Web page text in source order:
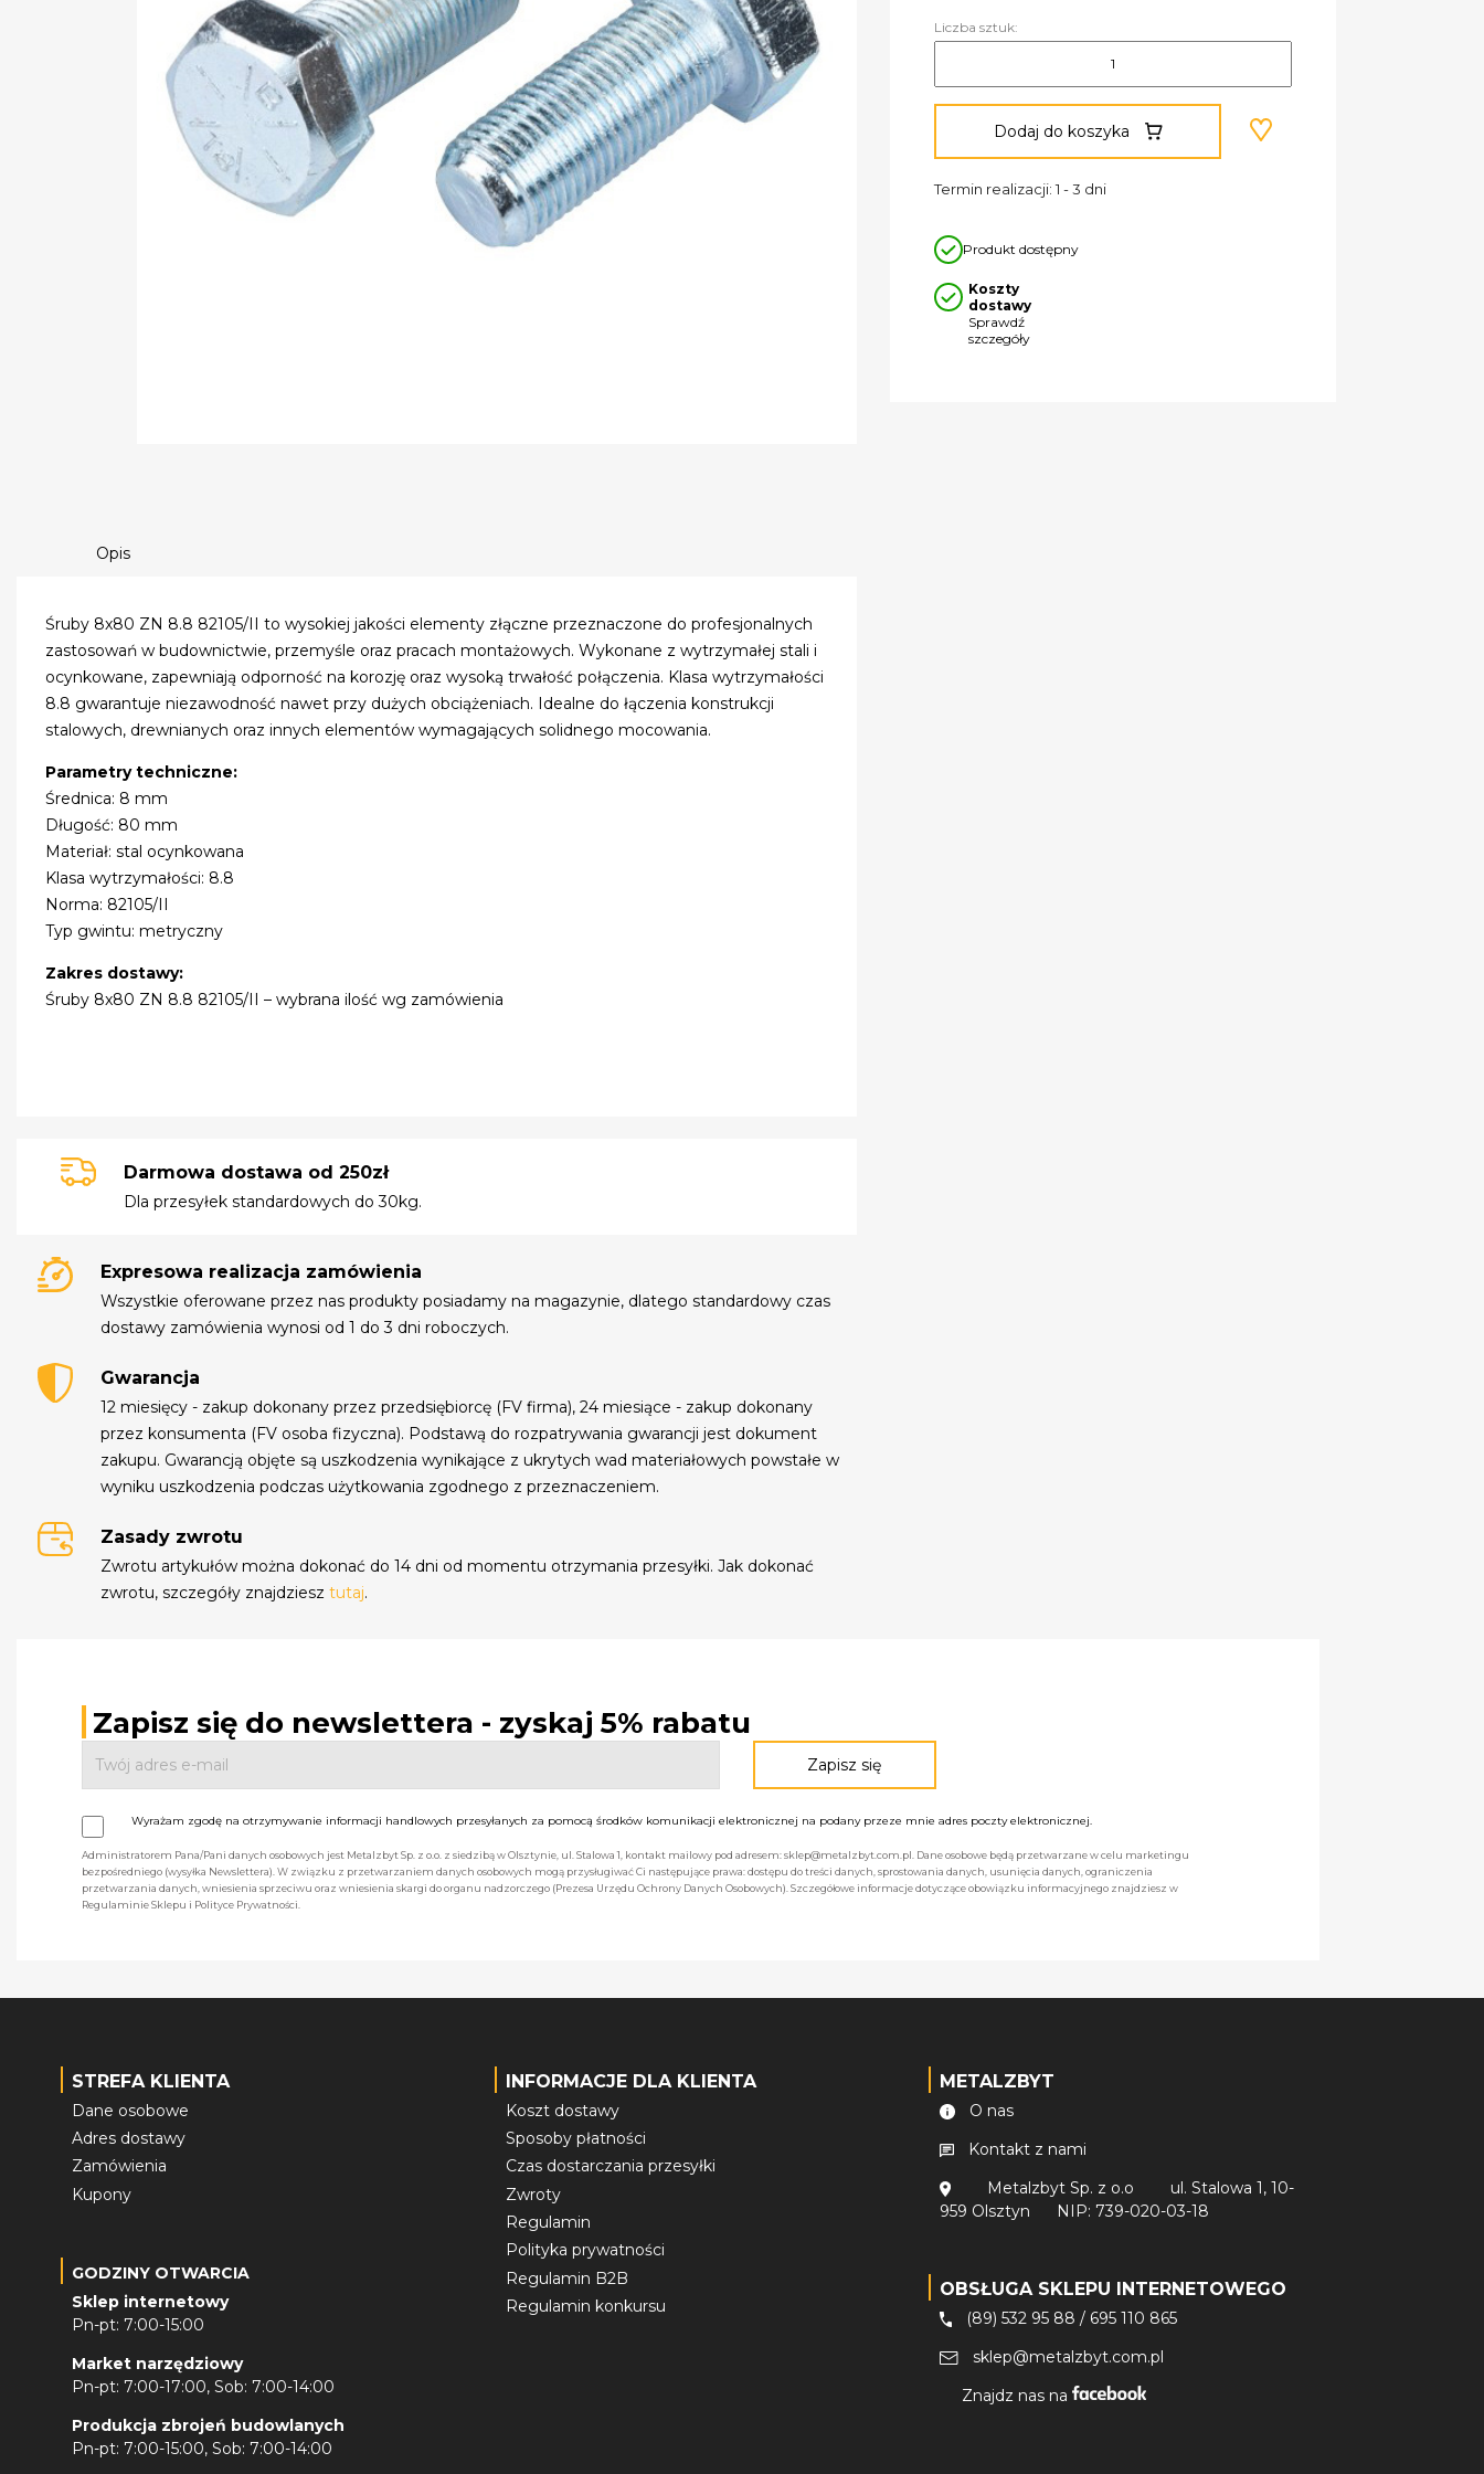
Opis
Śruby 8x80 ZN 8.8 82105/II to wysokiej jakości elementy złączne przeznaczone do profesjonalnych
zastosowań w budownictwie, przemyśle oraz pracach montażowych. Wykonane z wytrzymałej stali i
ocynkowane, zapewniają odporność na korozję oraz wysoką trwałość połączenia. Klasa wytrzymałości
8.8 gwarantuje niezawodność nawet przy dużych obciążeniach. Idealne do łączenia konstrukcji
stalowych, drewnianych oraz innych elementów wymagających solidnego mocowania.
Parametry techniczne:
Średnica: 8 mm
Długość: 80 mm
Materiał: stal ocynkowana
Klasa wytrzymałości: 8.8
Norma: 82105/II
Typ gwintu: metryczny
Zakres dostawy:
Śruby 8x80 ZN 8.8 82105/II – wybrana ilość wg zamówienia
Darmowa dostawa od 250zł
Dla przesyłek standardowych do 30kg.
Expresowa realizacja zamówienia
Wszystkie oferowane przez nas produkty posiadamy na magazynie, dlatego standardowy czas
dostawy zamówienia wynosi od 1 do 3 dni roboczych.
Gwarancja
12 miesięcy - zakup dokonany przez przedsiębiorcę (FV firma), 24 miesiące - zakup dokonany
przez konsumenta (FV osoba fizyczna). Podstawą do rozpatrywania gwarancji jest dokument
zakupu. Gwarancją objęte są uszkodzenia wynikające z ukrytych wad materiałowych powstałe w
wyniku uszkodzenia podczas użytkowania zgodnego z przeznaczeniem.
Zasady zwrotu
Zwrotu artykułów można dokonać do 14 dni od momentu otrzymania przesyłki. Jak dokonać
zwrotu, szczegóły znajdziesztutaj.
Liczba sztuk:
Dodaj do koszyka
Termin realizacji: 1 - 3 dni
Produkt dostępny
Koszty
dostawy
Sprawdź
szczegóły
Zapisz się do newslettera - zyskaj 5% rabatu
Wyrażam zgodę na otrzymywanie informacji handlowych przesyłanych za pomocą środków komunikacji elektronicznej na podany przeze mnie adres poczty elektronicznej.
Administratorem Pana/Pani danych osobowych jest Metalzbyt Sp. z o.o. z siedzibą w Olsztynie, ul. Stalowa 1, kontakt mailowy pod adresem: sklep@metalzbyt.com.pl. Dane osobowe będą przetwarzane w celu marketingu
bezpośredniego (wysyłka Newslettera). W związku z przetwarzaniem danych osobowych mogą przysługiwać Ci następujące prawa: dostępu do treści danych, sprostowania danych, usunięcia danych, ograniczenia
przetwarzania danych, wniesienia sprzeciwu oraz wniesienia skargi do organu nadzorczego (Prezesa Urzędu Ochrony Danych Osobowych). Szczegółowe informacje dotyczące obowiązku informacyjnego znajdziesz w
Regulaminie Sklepu i Polityce Prywatności.
STREFA KLIENTA
Dane osobowe
Adres dostawy
Zamówienia
Kupony
GODZINY OTWARCIA
Sklep internetowy
Pn-pt: 7:00-15:00
Market narzędziowy
Pn-pt: 7:00-17:00, Sob: 7:00-14:00
Produkcja zbrojeń budowlanych
Pn-pt: 7:00-15:00, Sob: 7:00-14:00
INFORMACJE DLA KLIENTA
Koszt dostawy
Sposoby płatności
Czas dostarczania przesyłki
Zwroty
Regulamin
Polityka prywatności
Regulamin B2B
Regulamin konkursu
METALZBYT
O nas
Kontakt z nami
Metalzbyt Sp. z o.o
ul. Stalowa 1, 10-
959 Olsztyn
NIP: 739-020-03-18
OBSŁUGA SKLEPU INTERNETOWEGO
(89) 532 95 88 / 695 110 865
sklep@metalzbyt.com.pl
Znajdz nas na